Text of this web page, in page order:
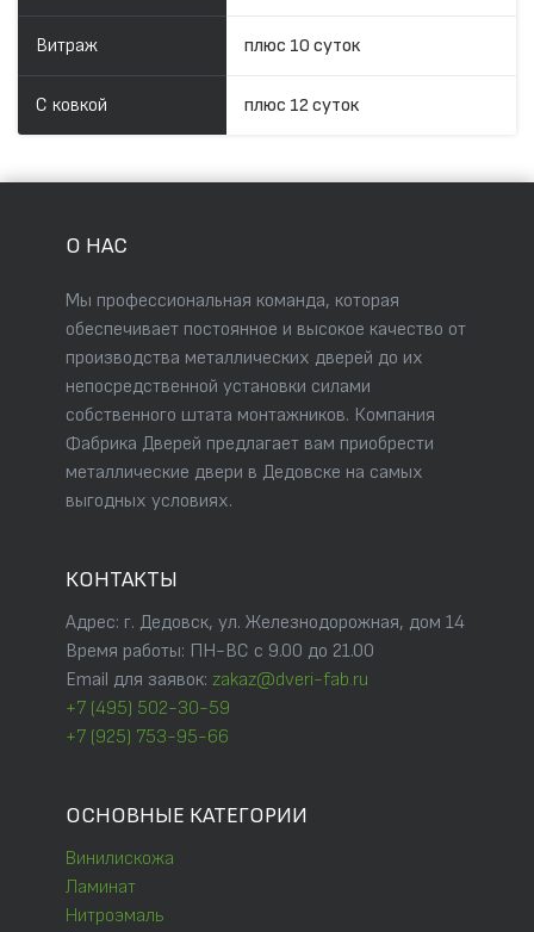
Витраж плюс 10 суток
С ковкой плюс 12 суток
О НАС
Мы профессиональная команда, которая
обеспечивает постоянное и высокое качество от
производства металлических дверей до их
непосредственной установки силами
собственного штата монтажников. Компания
Фабрика Дверей предлагает вам приобрести
металлические двери в Дедовске на самых
выгодных условиях.
КОНТАКТЫ
Адрес: г. Дедовск, ул. Железнодорожная, дом 14
Время работы: ПН-ВС с 9.00 до 21.00
Email для заявок: zakaz@dveri-fab.ru
+7 (495) 502-30-59
+7 (925) 753-95-66
ОСНОВНЫЕ КАТЕГОРИИ
Винилискожа
Ламинат
Нитроэмаль